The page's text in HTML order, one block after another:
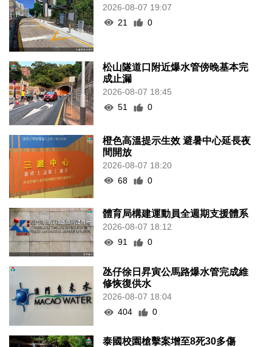
2026-08-07 19:07
21
0
松山隧道口附近爆水管傍晚基本完
成止漏
2026-08-07 18:45
51
0
橙色高溫提示生效 避暑中心延長夜
間開放
2026-08-07 18:20
68
0
體育局構建運動員全週期支援體系
2026-08-07 18:12
91
0
氹仔徐日昇寅公馬路爆水管完成維
修恢復供水
2026-08-07 18:04
404
0
泰國校園槍擊案增至8死30多傷